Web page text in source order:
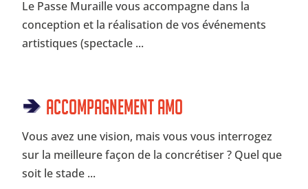
Le Passe Muraille vous accompagne dans la
conception et la réalisation de vos événements
artistiques (spectacle ...
Accompagnement AMO
Vous avez une vision, mais vous vous interrogez
sur la meilleure façon de la concrétiser ? Quel que
soit le stade ...